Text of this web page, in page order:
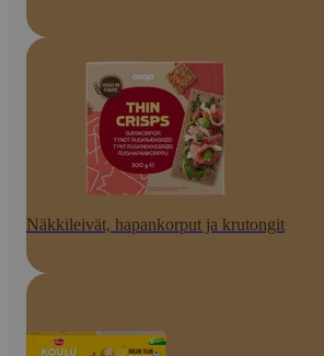
Näkkileivät, hapankorput ja krutongit